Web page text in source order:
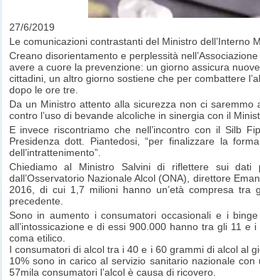
27/6/2019
Le comunicazioni contrastanti del Ministro dell’Interno
Creano disorientamento e perplessità
avere a cuore la prevenzione: un giorno assicura
cittadini, un altro giorno sostiene che per combattere
dopo le ore tre.
Da un Ministro attento alla sicurezza non ci saremmo
contro l’uso di bevande alcoliche in sinergia con il
E invece riscontriamo che nell’incontro con il Silb
Presidenza dott. Piantedosi, “per finalizzare la
dell’intrattenimento”.
Chiediamo al Ministro Salvini di riflettere sui dati
dall’Osservatorio Nazionale Alcol (ONA), direttore
2016, di cui 1,7 milioni hanno un’età compresa
precedente.
Sono in aumento i consumatori occasionali e i
all’intossicazione e di essi 900.000 hanno tra gli 11
coma etilico.
I consumatori di alcol tra i 40 e i 60 grammi di alcol al
10% sono in carico al servizio sanitario nazionale
57mila consumatori l’alcol è causa di ricovero.